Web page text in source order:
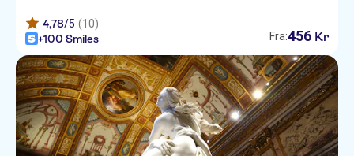
4,78/5 (10)
+100 Smiles
Fra:456 Kr